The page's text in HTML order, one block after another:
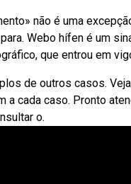
não é uma
Webo hífen é um
que entrou em
de outros casos.
cada caso. Pronto
o.